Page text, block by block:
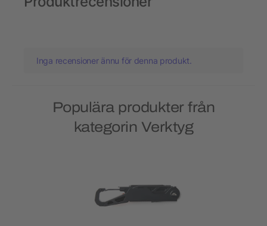
Inga recensioner ännu för denna produkt.
Populära produkter från
kategorin Verktyg